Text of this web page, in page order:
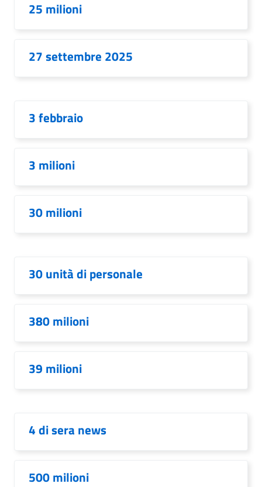
25 milioni
27 settembre 2025
3 febbraio
3 milioni
30 milioni
30 unità di personale
380 milioni
39 milioni
4 di sera news
500 milioni